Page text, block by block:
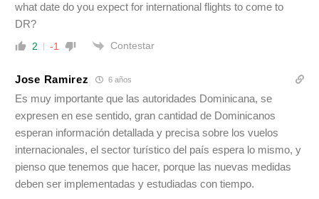
what date do you expect for international flights to come to
DR?
2 -1 Contestar
Jose Ramirez 6 años
Es muy importante que las autoridades Dominicana, se
expresen en ese sentido, gran cantidad de Dominicanos
esperan información detallada y precisa sobre los vuelos
internacionales, el sector turístico del país espera lo mismo, y
pienso que tenemos que hacer, porque las nuevas medidas
deben ser implementadas y estudiadas con tiempo.